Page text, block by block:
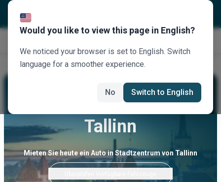
Stadtzentrum Von
Tallinn
Mieten Sie heute ein Auto in Stadtzentrum von Tallinn
Would you like to view this page in English?
We noticed your browser is set to English. Switch
language for a smoother experience.
No Switch to English